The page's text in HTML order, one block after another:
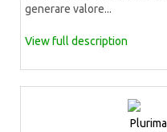
generare valore...
View full description